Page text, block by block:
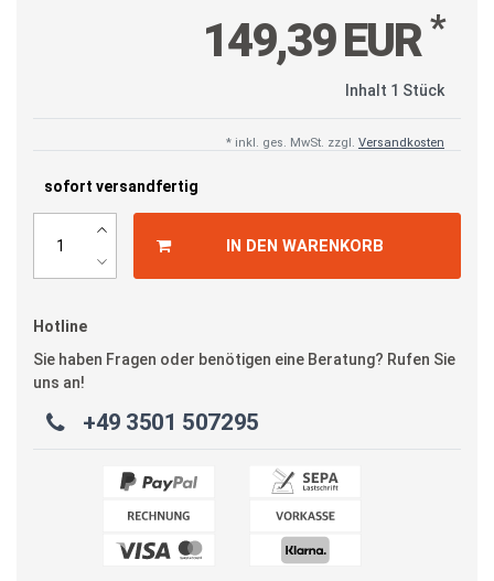
149,39 EUR*
Inhalt 1 Stück
* inkl. ges. MwSt. zzgl. Versandkosten
sofort versandfertig
IN DEN WARENKORB
Hotline
Sie haben Fragen oder benötigen eine Beratung? Rufen Sie
uns an!
+49 3501 507295